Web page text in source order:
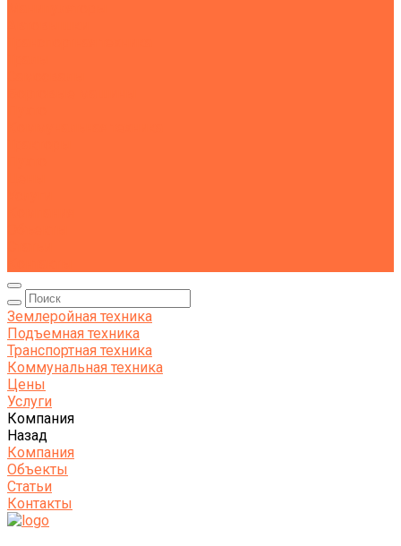
Землеройная техника
Подъемная техника
Транспортная техника
Коммунальная техника
Цены
Услуги
Компания
Назад
Компания
Объекты
Статьи
Контакты